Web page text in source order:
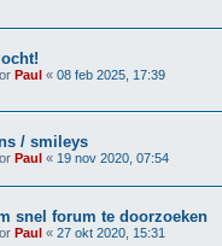
Paul « 08 feb 2025, 17:39
/ smileys
Paul « 19 nov 2020, 07:54
snel forum te doorzoeken
Paul « 27 okt 2020, 15:31